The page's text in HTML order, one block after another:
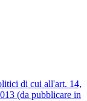
di cui all'art. 14,
(da pubblicare in